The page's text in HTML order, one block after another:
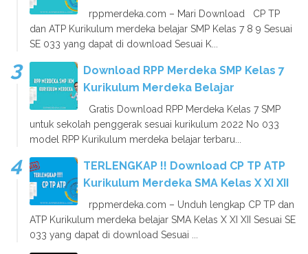
rppmerdeka.com – Mari Download CP TP
dan ATP Kurikulum merdeka belajar SMP Kelas 7 8 9 Sesuai
SE 033 yang dapat di download Sesuai K...
Download RPP Merdeka SMP Kelas 7
Kurikulum Merdeka Belajar
Gratis Download RPP Merdeka Kelas 7 SMP
untuk sekolah penggerak sesuai kurikulum 2022 No 033
model RPP Kurikulum merdeka belajar terbaru...
TERLENGKAP !! Download CP TP ATP
Kurikulum Merdeka SMA Kelas X XI XII
rppmerdeka.com – Unduh lengkap CP TP dan
ATP Kurikulum merdeka belajar SMA Kelas X XI XII Sesuai SE
033 yang dapat di download Sesuai ...